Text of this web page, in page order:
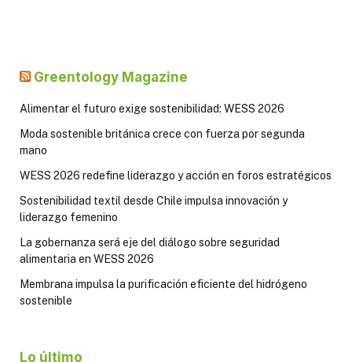
Greentology Magazine
Alimentar el futuro exige sostenibilidad: WESS 2026
Moda sostenible británica crece con fuerza por segunda
mano
WESS 2026 redefine liderazgo y acción en foros estratégicos
Sostenibilidad textil desde Chile impulsa innovación y
liderazgo femenino
La gobernanza será eje del diálogo sobre seguridad
alimentaria en WESS 2026
Membrana impulsa la purificación eficiente del hidrógeno
sostenible
Lo último